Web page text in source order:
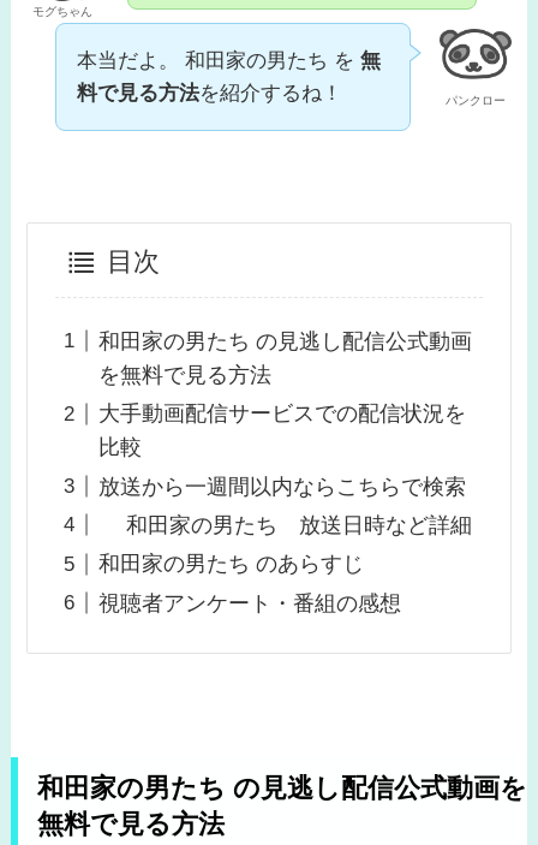
モグちゃん
パンクロー
本当だよ。 和田家の男たち を無
料で見る方法を紹介するね！
目次
和田家の男たち の見逃し配信公式動画
を無料で見る方法
大手動画配信サービスでの配信状況を
比較
放送から一週間以内ならこちらで検索
和田家の男たち 放送日時など詳細
和田家の男たち のあらすじ
視聴者アンケート・番組の感想
和田家の男たち の見逃し配信公式動画を
無料で見る方法